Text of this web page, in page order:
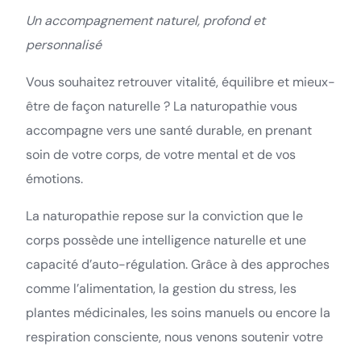
Un accompagnement naturel, profond et
personnalisé
Vous souhaitez retrouver vitalité, équilibre et mieux-
être de façon naturelle ? La naturopathie vous
accompagne vers une santé durable, en prenant
soin de votre corps, de votre mental et de vos
émotions.
La naturopathie repose sur la conviction que le
corps possède une intelligence naturelle et une
capacité d’auto-régulation. Grâce à des approches
comme l’alimentation, la gestion du stress, les
plantes médicinales, les soins manuels ou encore la
respiration consciente, nous venons soutenir votre